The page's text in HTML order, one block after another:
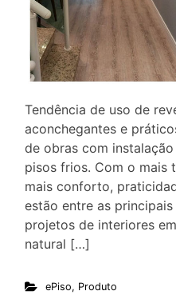
Tendência de uso de
aconchegantes e
de obras com
pisos frios. Com o mais
mais conforto,
estão entre as
projetos de interiores
natural […]
ePiso, Produto